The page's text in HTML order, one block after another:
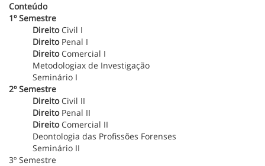
Conteúdo
1º Semestre
DireitoCivil I
DireitoPenal I
DireitoComercial I
Metodologiax de Investigação
Seminário I
2º Semestre
DireitoCivil II
DireitoPenal II
DireitoComercial II
Deontologia das Profissões Forenses
Seminário II
3º Semestre